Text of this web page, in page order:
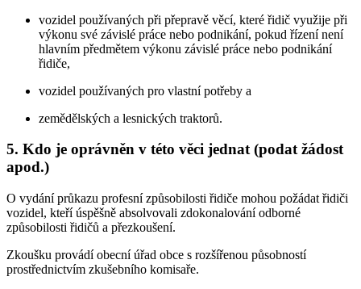
vozidel používaných při přepravě věcí, které řidič využije při
výkonu své závislé práce nebo podnikání, pokud řízení není
hlavním předmětem výkonu závislé práce nebo podnikání
řidiče,
vozidel používaných pro vlastní potřeby a
zemědělských a lesnických traktorů.
5. Kdo je oprávněn v této věci jednat (podat žádost
apod.)
O vydání průkazu profesní způsobilosti řidiče mohou požádat řidiči
vozidel, kteří úspěšně absolvovali zdokonalování odborné
způsobilosti řidičů a přezkoušení.
Zkoušku provádí obecní úřad obce s rozšířenou působností
prostřednictvím zkušebního komisaře.